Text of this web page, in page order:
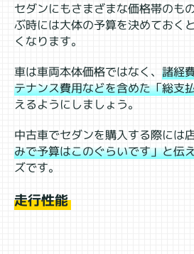
セダンにもさまざまな価格帯のも
ぶ時には大体の予算を決めておく
くなります。
車は車両本体価格ではなく、諸経
テナンス費用などを含めた「総支
えるようにしましょう。
中古車でセダンを購入する際には
みで予算はこのぐらいです」と伝
ズです。
走行性能